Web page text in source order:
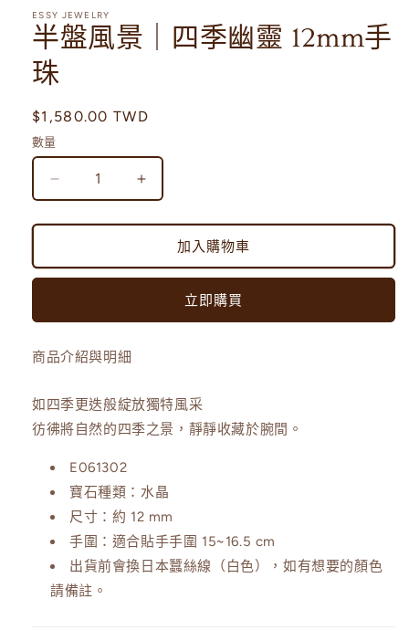
窗
中
啟
多
體
檔
案
ESSY JEWELRY
半盤風景｜四季幽靈 12mm手
珠
定
價
$1,580.00 TWD
數量
景
幽
12mm
手
數
量
減
少
景
12mm
手
量
增
加
加入購物車
立即購買
商品介紹與明細
如四季更迭般綻放獨特風采
彷彿將自然的四季之景，靜靜收藏於腕間。
E061302
寶石種類：水晶
尺寸：約 12 mm
手圍：適合貼手手圍 15~16.5 cm
出貨前會換日本蠶絲線（白色），如有想要的顏色
請備註。